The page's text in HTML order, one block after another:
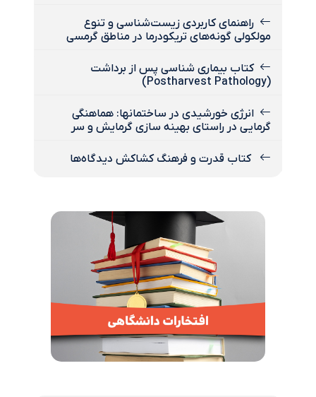
راهنمای کاربردی زیست‌شناسی و تنوع
مولکولی گونه‌های تریکودرما در مناطق گرمسی
کتاب بیماری شناسی پس از برداشت
(Postharvest Pathology)
انرژی خورشیدی در ساختمانها: هماهنگی
گرمایی در راستای بهینه سازی گرمایش و سر
کتاب قدرت و فرهنگ کشاکش دیدگاه‌ها